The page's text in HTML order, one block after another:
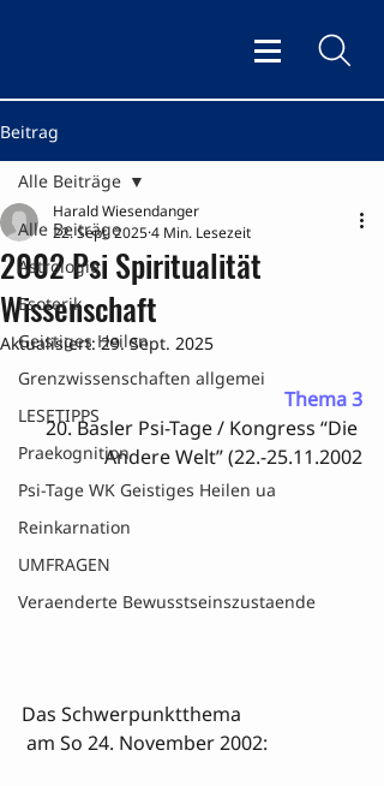
Beitrag
Alle Beiträge
Astrologie
Esoterik
Geistiges Heilen
Grenzwissenschaften allgemei
LESETIPPS
Praekognition
Psi-Tage WK Geistiges Heilen ua
Reinkarnation
UMFRAGEN
Veraenderte Bewusstseinszustaende
Alle Beiträge
2002 Psi Spiritualität
Wissenschaft
Harald Wiesendanger
22. Sept. 20254 Min. Lesezeit
Aktualisiert:29. Sept. 2025
Thema 3
20. Basler Psi-Tage / Kongress “Die
Andere Welt” (22.-25.11.2002
Das Schwerpunktthema
am So 24. November 2002: